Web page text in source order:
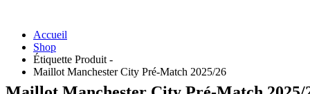
Accueil
Shop
Étiquette Produit -
Maillot Manchester City Pré-Match 2025/26